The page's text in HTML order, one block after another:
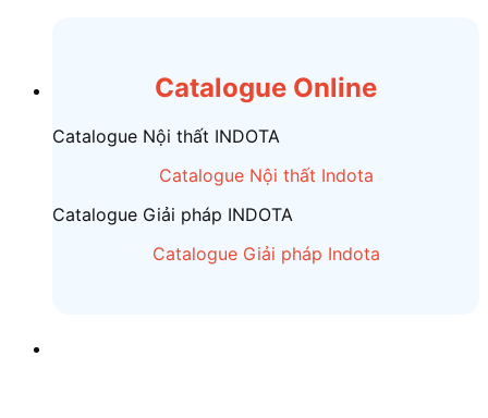
dung
Catalogue Online
Catalogue Nội thất INDOTA
Catalogue Nội thất Indota
Catalogue Giải pháp INDOTA
Catalogue Giải pháp Indota